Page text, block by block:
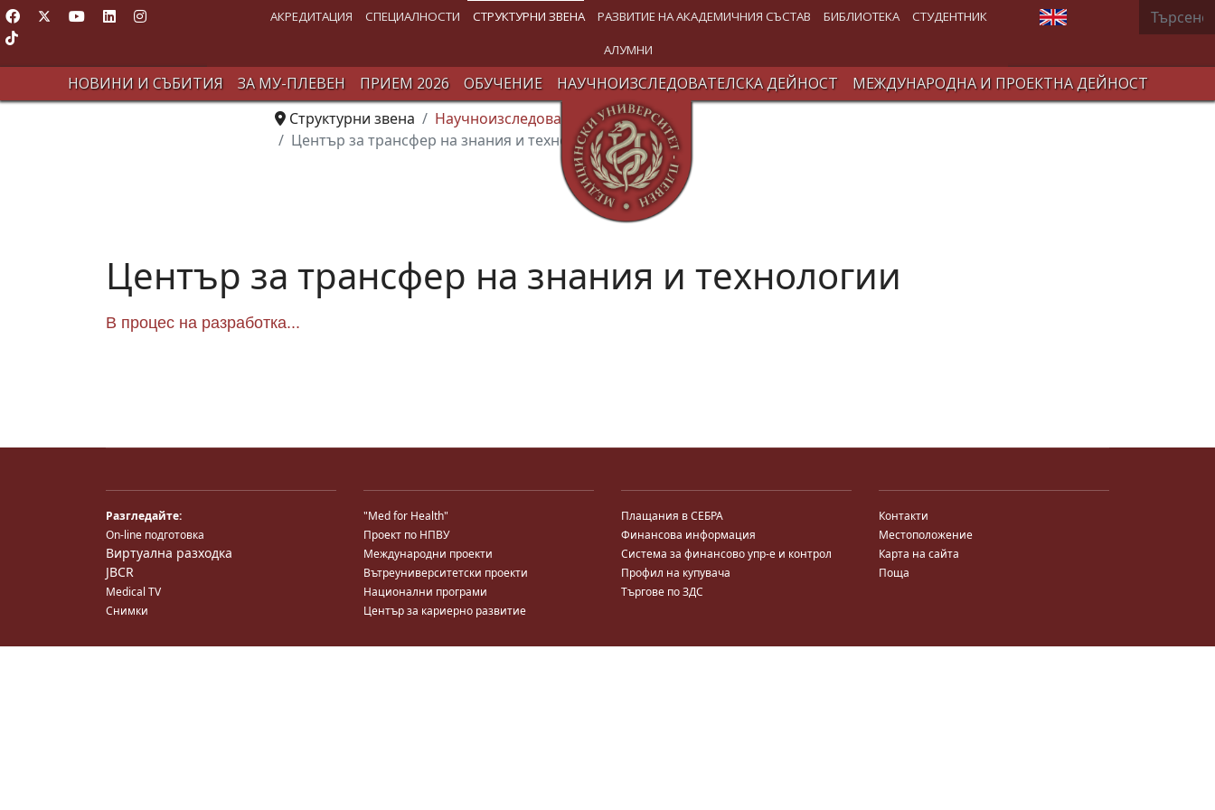
АКРЕДИТАЦИЯ СПЕЦИАЛНОСТИ СТРУКТУРНИ ЗВЕНА РАЗВИТИЕ НА АКАДЕМИЧНИЯ СЪСТАВ БИБЛИОТЕКА СТУДЕНТНИК
АЛУМНИ
Изберете език Търсене
НОВИНИ И СЪБИТИЯ ЗА МУ-ПЛЕВЕН ПРИЕМ 2026 ОБУЧЕНИЕ НАУЧНОИЗСЛЕДОВАТЕЛСКА ДЕЙНОСТ
МЕЖДУНАРОДНА И ПРОЕКТНА ДЕЙНОСТ
Структурни звена
Научноизследователски институт
Център за трансфер на знания и технологии
Център за трансфер на знания и технологии
В процес на разработка...
Разгледайте:
On-line подготовка
Виртуална разходка
JBCR
Medical TV
Снимки
"Med for Health"
Проект по НПВУ
Международни проекти
Вътреуниверситетски проекти
Национални програми
Център за кариерно развитие
Плащания в СЕБРА
Финансова информация
Система за финансово упр-е и контрол
Профил на купувача
Търгове по ЗДС
Контакти
Местоположение
Карта на сайта
Поща